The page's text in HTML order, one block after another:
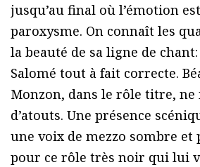
jusqu’au final où l’émotion
paroxysme. On connaît les
la beauté de sa ligne de
Salomé tout à fait correcte.
Monzon, dans le rôle titre, ne
d’atouts. Une présence
une voix de mezzo sombre et
pour ce rôle très noir qui lui